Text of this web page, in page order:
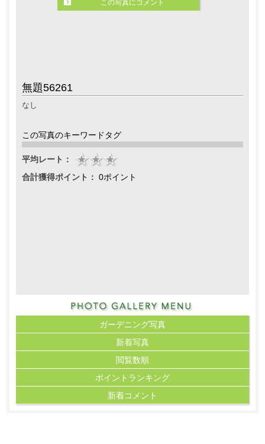
無題56261
なし
この写真のキーワードタグ
平均レート：
合計獲得ポイント： 0ポイント
この写真にコメント
ガーデニング写真
新着写真
閲覧数順
ポイント ランキング
新着コメント